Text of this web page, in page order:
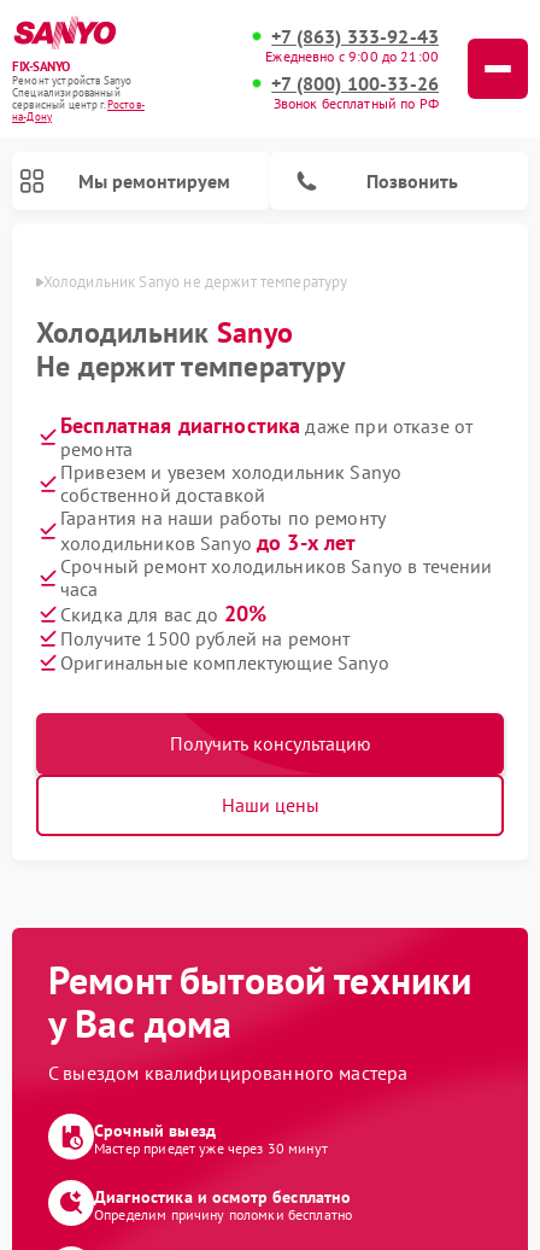
FIX-SANYO
Ремонт устройств Sanyo
Специализированный
cервисный центр г.Ростов-
на-Дону
+7 (863) 333-92-43
Ежедневно с 9:00 до 21:00
+7 (800) 100-33-26
Звонок бесплатный по РФ
Мы ремонтируем Позвонить
Холодильник Sanyo не держит температуру
Холодильник Sanyo
Не держит температуру
Бесплатная диагностика даже при отказе от
ремонта
Привезем и увезем холодильник Sanyo
собственной доставкой
Гарантия на наши работы по ремонту
холодильников Sanyoдо 3-х лет
Срочный ремонт холодильников Sanyo в течении
часа
Скидка для вас до 20%
Получите 1500 рублей на ремонт
Оригинальные комплектующие Sanyo
Получить консультацию
Наши цены
Ремонт бытовой техники
у Вас дома
С выездом квалифицированного мастера
Срочный выезд
Мастер приедет уже через 30 минут
Диагностика и осмотр бесплатно
Определим причину поломки бесплатно